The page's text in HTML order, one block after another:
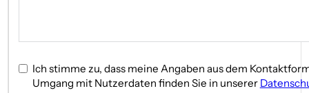
Ich stimme zu, dass meine Angaben aus dem
Umgang mit Nutzerdaten finden Sie in unserer